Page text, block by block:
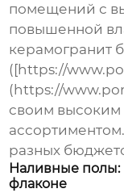
помещений с
повышенной
керамогранит
([https://
(https://
своим
разных
Наливные полы:
флаконе